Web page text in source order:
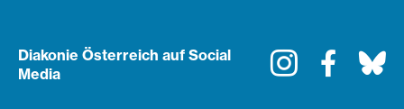
Diakonie Österreich auf Social
Media
Instagram